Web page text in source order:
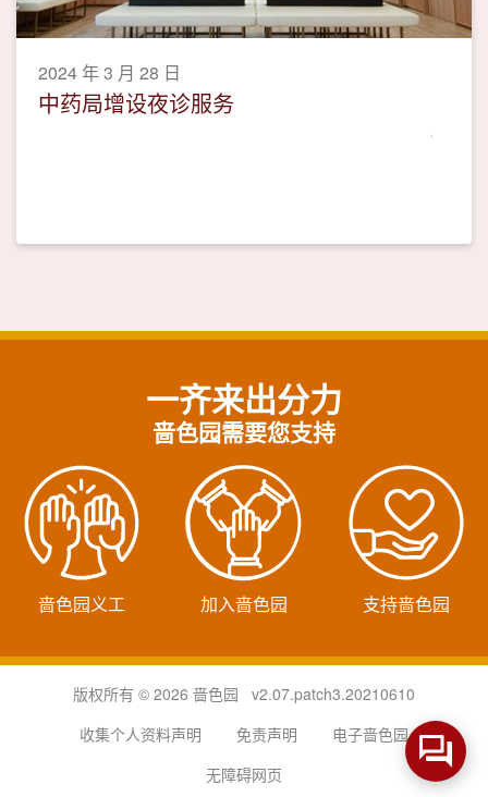
2024 年 3 月 28 日
中药局增设夜诊服务
一齐来出分力
啬色园需要您支持
啬色园义工 加入啬色园 支持啬色园
版权所有 © 2026 啬色园 v2.07.patch3.20210610
收集个人资料声明
免责声明
电子啬色园
无障碍网页